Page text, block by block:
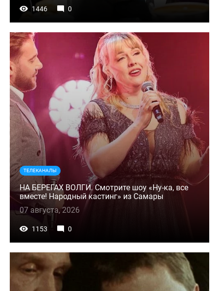
1446 0
ТЕЛЕКАНАЛЫ
НА БЕРЕГАХ ВОЛГИ. Смотрите шоу «Ну-ка, все
вместе! Народный кастинг» из Самары
07 августа, 2026
1153 0